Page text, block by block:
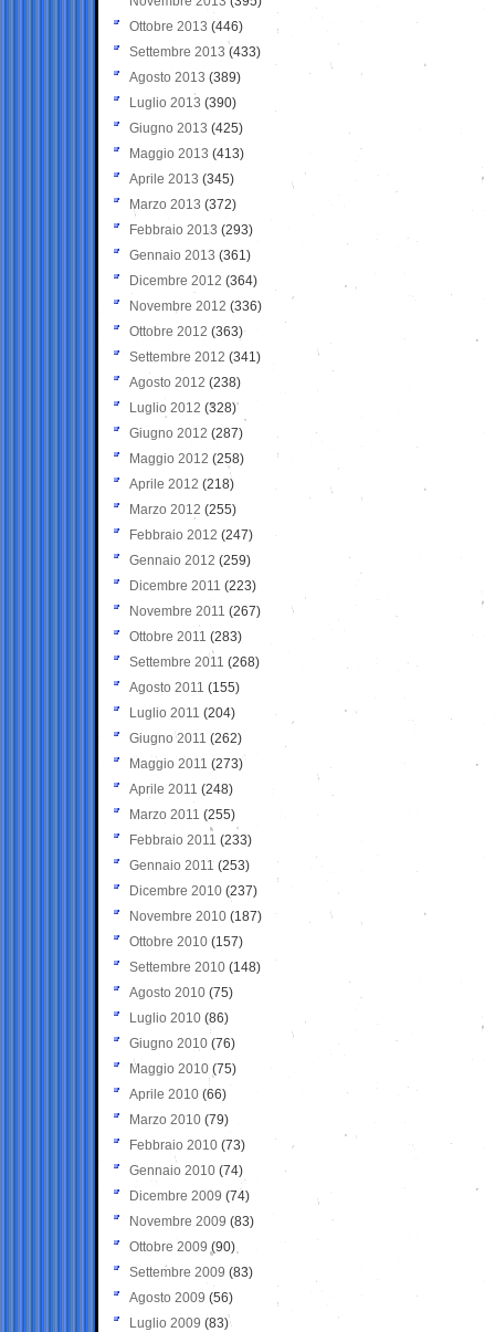
Ottobre 2013 (446)
Settembre 2013 (433)
Agosto 2013 (389)
Luglio 2013 (390)
Giugno 2013 (425)
Maggio 2013 (413)
Aprile 2013 (345)
Marzo 2013 (372)
Febbraio 2013 (293)
Gennaio 2013 (361)
Dicembre 2012 (364)
Novembre 2012 (336)
Ottobre 2012 (363)
Settembre 2012 (341)
Agosto 2012 (238)
Luglio 2012 (328)
Giugno 2012 (287)
Maggio 2012 (258)
Aprile 2012 (218)
Marzo 2012 (255)
Febbraio 2012 (247)
Gennaio 2012 (259)
Dicembre 2011 (223)
Novembre 2011 (267)
Ottobre 2011 (283)
Settembre 2011 (268)
Agosto 2011 (155)
Luglio 2011 (204)
Giugno 2011 (262)
Maggio 2011 (273)
Aprile 2011 (248)
Marzo 2011 (255)
Febbraio 2011 (233)
Gennaio 2011 (253)
Dicembre 2010 (237)
Novembre 2010 (187)
Ottobre 2010 (157)
Settembre 2010 (148)
Agosto 2010 (75)
Luglio 2010 (86)
Giugno 2010 (76)
Maggio 2010 (75)
Aprile 2010 (66)
Marzo 2010 (79)
Febbraio 2010 (73)
Gennaio 2010 (74)
Dicembre 2009 (74)
Novembre 2009 (83)
Ottobre 2009 (90)
Settembre 2009 (83)
Agosto 2009 (56)
Luglio 2009 (83)